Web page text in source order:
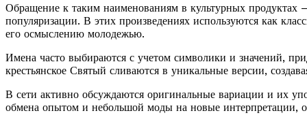
Обращение к таким наименованиям в культурных продуктах
популяризации. В этих произведениях используются как
его осмыслению молодежью.
Имена часто выбираются с учетом символики и значений,
крестьянское Святый сливаются в уникальные версии,
В сети активно обсуждаются оригинальные вариации и их
обмена опытом и небольшой моды на новые интерпретации,